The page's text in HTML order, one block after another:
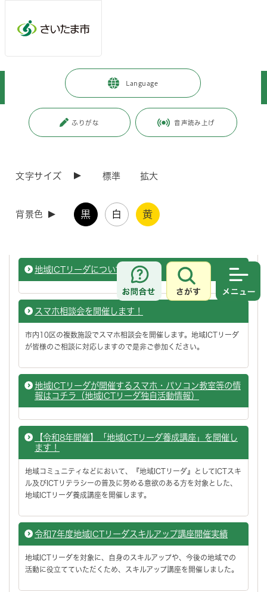
Language
ふりがな 音声読み上げ
文字サイズ 標準 拡大
背景色 黒 白 黄
お問合せ
さがす
暮らし・手続き > コミュニティ・市民活動
ページ番号：J004326
市内に在住・在学の高校・大学生を対象に、スマホ相談会の相談員
地域ICTリーダについて
スマホ相談会を開催します！
市内10区の複数施設でスマホ相談会を開催します。地域ICTリーダ
が皆様のご相談に対応しますので是非ご参加ください。
地域ICTリーダが開催するスマホ・パソコン教室等の情
報はコチラ（地域ICTリーダ独自活動情報）
【令和8年開催】「地域ICTリーダ養成講座」を開催し
ます！
地域コミュニティなどにおいて、『地域ICTリーダ』としてICTスキ
ル及びICTリテラシーの普及に努める意欲のある方を対象とした、
地域ICTリーダ養成講座を開催します。
令和7年度地域ICTリーダスキルアップ講座開催実績
地域ICTリーダを対象に、自身のスキルアップや、今後の地域での
活動に役立てていただくため、スキルアップ講座を開催しました。